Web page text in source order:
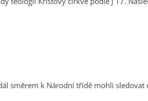
směrem k Národní třídě mohli